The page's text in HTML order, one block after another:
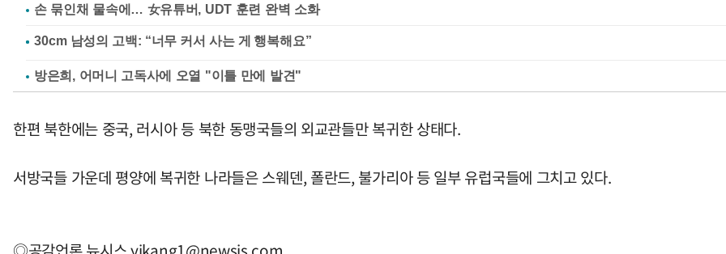
손 묶인채 물속에… 女유튜버, UDT 훈련 완벽 소화
방은희, 어머니 고독사에 오열 "이틀 만에 발견"
한편 북한에는 중국, 러시아 등 북한 동맹국들의 외교관들만 복귀한 상태다.
서방국들 가운데 평양에 복귀한 나라들은 스웨덴, 폴란드, 불가리아 등 일부 유럽국들에 그치고 있다.